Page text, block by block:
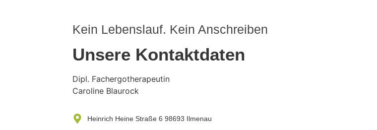
Kein Lebenslauf. Kein Anschreiben
Unsere Kontaktdaten
Dipl. Fachergotherapeutin
Caroline Blaurock
Heinrich Heine Straße 6 98693 Ilmenau